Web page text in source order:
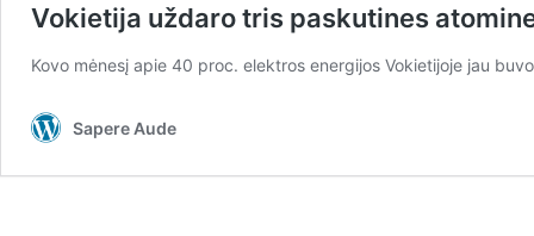
Vokietija uždaro tris paskutines
Kovo mėnesį apie 40 proc. elektros energijos Vokietijoje jau
Sapere Aude